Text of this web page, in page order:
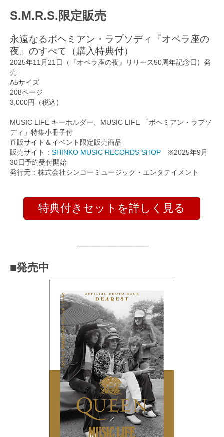
S.M.R.S.限定販売
永遠なるボヘミアン・ラプソディ『オペラ座の
夜』のすべて（購入特典付）
2025年11月21日（『オペラ座の夜』リリース50周年記念日）発
売
A5サイズ
208ページ
3,000円（税込）
MUSIC LIFE キーホルダー、MUSIC LIFE 「ボヘミアン・ラプソ
ディ」特集小冊子付
直販サイト＆イベント限定販売商品
販売サイト： SHINKO MUSIC RECORDS SHOP ※2025年9月
30日予約受付開始
発行元：株式会社シンコーミュージック・エンタテイメント
特典付きセットを詳しく見る
─────────────
■発売中